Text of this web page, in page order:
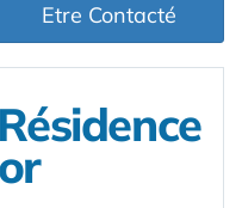
Etre Contacté